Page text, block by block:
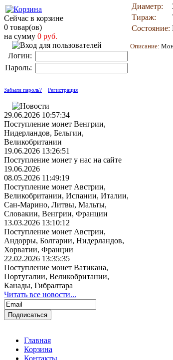
Сейчас в корзине
0 товар(ов)
на сумму 0 руб.
Логин:
Пароль:
Забыли пароль? Регистрация
29.06.2026 10:57:34
Поступление монет Венгрии,
Нидерландов, Бельгии,
Великобритании
19.06.2026 13:26:51
Поступление монет у нас на сайте
19.06.2026
08.05.2026 11:49:19
Поступление монет Австрии,
Великобритании, Испании, Италии,
Сан-Марино, Литвы, Мальты,
Словакии, Венгрии, Франции
13.03.2026 13:10:12
Поступление монет Австрии,
Андорры, Болгарии, Нидерландов,
Хорватии, Франции
22.02.2026 13:35:35
Поступление монет Ватикана,
Португалии, Великобритании,
Канады, Гибралтара
Читать все новости...
Диаметр:
Тираж:
Состояние:
Описание:
Главная
Корзина
Контакты